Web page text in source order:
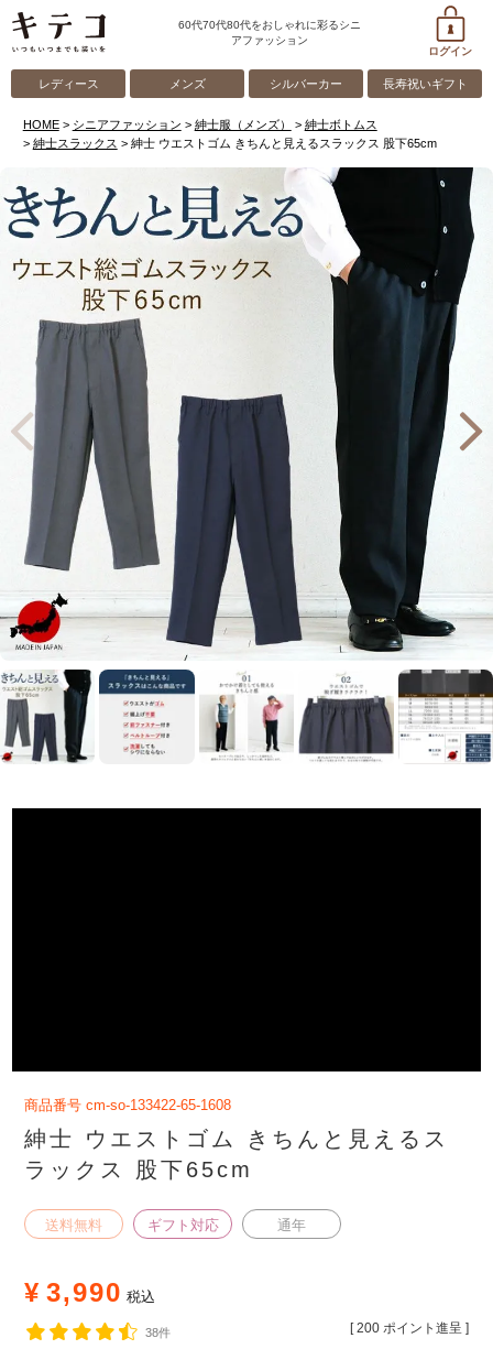
60代70代80代をおしゃれに彩るシニ
アファッション
ログイン
レディース メンズ シルバーカー 長寿祝いギフト
HOME シニアファッション 紳士服（メンズ）
紳士ボトムス
紳士スラックス
紳士 ウエストゴム きちんと見えるスラックス 股下65cm
商品番号 cm-so-133422-65-1608
紳士 ウエストゴム きちんと見えるス
ラックス 股下65cm
送料無料 ギフト対応 通年
¥ 3,990 税込
[ 200 ポイント進呈 ]
38件